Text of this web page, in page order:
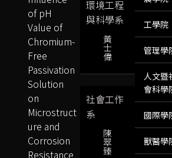
工學院
管理學
人文暨
會科學
國際學
獸醫學
環境工程
與科學系
黃
士
偉
社會工作
系
陳
翠
臻
of pH
Value of
Chromium-
Free
Passivation
Solution
on
Microstruct
ure and
Corrosion
Resistance